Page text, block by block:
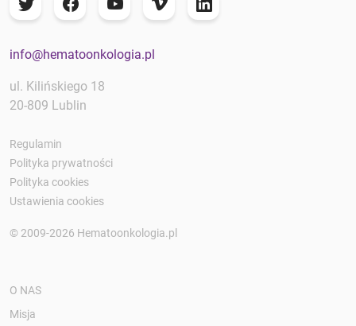
info@hematoonkologia.pl
ul. Kilińskiego 18
20-809 Lublin
Regulamin
Polityka prywatności
Polityka cookies
Ustawienia cookies
© 2009-2026 Hematoonkologia.pl
O NAS
Misja